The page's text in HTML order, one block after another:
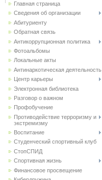
Главная страница
Сведения об организации
Абитуриенту
Обратная связь
Антикоррупционная политика
Фотоальбомы
Локальные акты
Антинаркотическая деятельность
Центр карьеры
Электронная библиотека
Разговор о важном
Профобучение
Противодействие терроризму и
экстремизму
Воспитание
Студенческий спортивный клуб
CтопСПИД
Спортивная жизнь
Финансовое просвещение